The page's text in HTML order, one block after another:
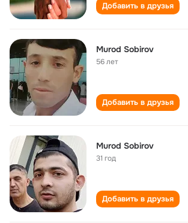
Добавить в друзья
Murod Sobirov
56 лет
Добавить в друзья
Murod Sobirov
31 год
Добавить в друзья